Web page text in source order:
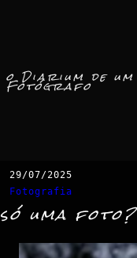
o Diarium de um
Fotógrafo
29/07/2025
Fotografia
só uma foto?